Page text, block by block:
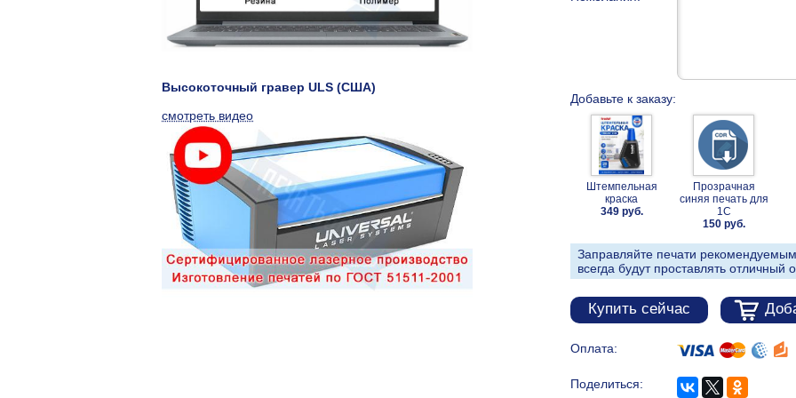
Добавьте к заказу:
Штемпельная
краска
349 руб.
Прозрачная
синяя печать для
1С
150 руб.
Заправляйте печати
всегда будут проставлять отличный
Купить сейчас
Оплата:
Поделиться:
Высокоточный гравер ULS (США)
смотреть видео